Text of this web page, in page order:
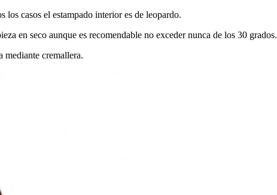
los casos el estampado interior es de leopardo.
en seco aunque es recomendable no exceder nunca de los 30 grados.
mediante cremallera.